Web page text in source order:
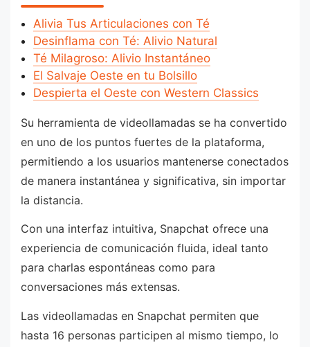
Alivia Tus Articulaciones con Té
Desinflama con Té: Alivio Natural
Té Milagroso: Alivio Instantáneo
El Salvaje Oeste en tu Bolsillo
Despierta el Oeste con Western Classics
Su herramienta de videollamadas se ha convertido
en uno de los puntos fuertes de la plataforma,
permitiendo a los usuarios mantenerse conectados
de manera instantánea y significativa, sin importar
la distancia.
Con una interfaz intuitiva, Snapchat ofrece una
experiencia de comunicación fluida, ideal tanto
para charlas espontáneas como para
conversaciones más extensas.
Las videollamadas en Snapchat permiten que
hasta 16 personas participen al mismo tiempo, lo